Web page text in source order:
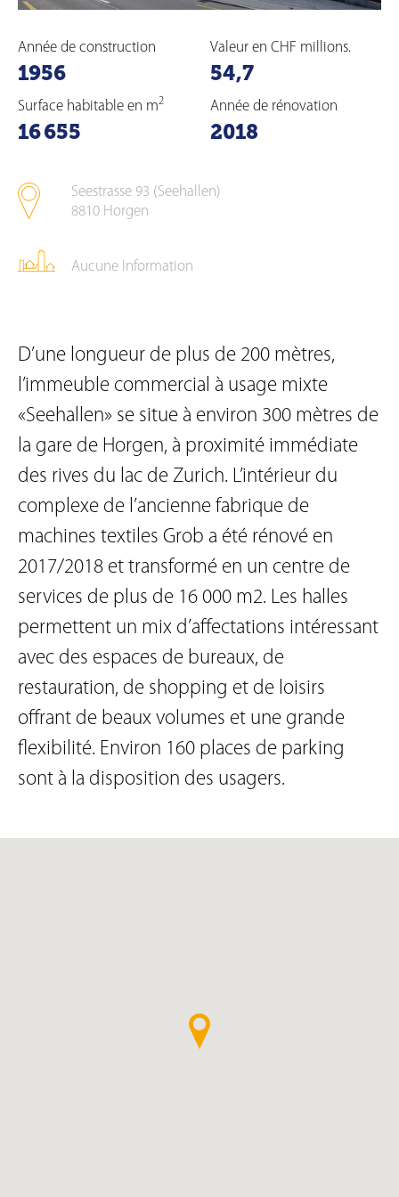
Année de construction
1956
Valeur en CHF millions.
54,7
Surface habitable en m2
16 655
Année de rénovation
2018
Seestrasse 93 (Seehallen)
8810 Horgen
Aucune Information
D’une longueur de plus de 200 mètres,
l’immeuble commercial à usage mixte
«Seehallen» se situe à environ 300 mètres de
la gare de Horgen, à proximité immédiate
des rives du lac de Zurich. L’intérieur du
complexe de l’ancienne fabrique de
machines textiles Grob a été rénové en
2017/2018 et transformé en un centre de
services de plus de 16 000 m2. Les halles
permettent un mix d’affectations intéressant
avec des espaces de bureaux, de
restauration, de shopping et de loisirs
offrant de beaux volumes et une grande
flexibilité. Environ 160 places de parking
sont à la disposition des usagers.